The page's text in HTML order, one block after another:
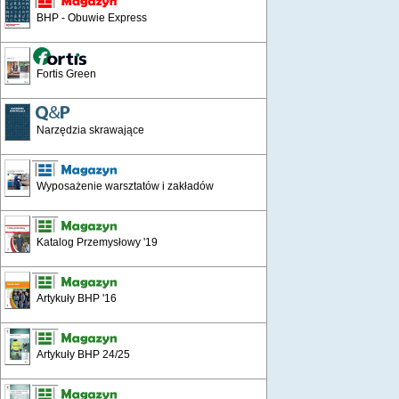
BHP - Obuwie Express
Fortis Green
Narzędzia skrawające
Wyposażenie warsztatów i zakładów
Katalog Przemysłowy '19
Artykuły BHP '16
Artykuły BHP 24/25